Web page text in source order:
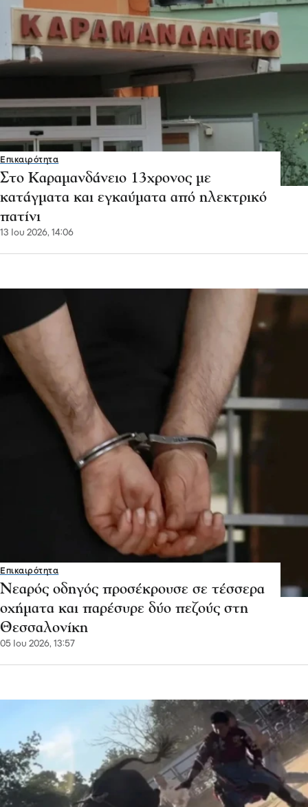
Επικαιρότητα
Στο Καραμανδάνειο 13χρονος με
κατάγματα και εγκαύματα από ηλεκτρικό
πατίνι
13 Ιου 2026, 14:06
Επικαιρότητα
Νεαρός οδηγός προσέκρουσε σε τέσσερα
οχήματα και παρέσυρε δύο πεζούς στη
Θεσσαλονίκη
05 Ιου 2026, 13:57